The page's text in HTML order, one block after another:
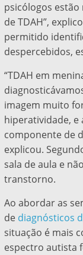
psicólogos
de TDAH”,
permitido
despercebidos,
“TDAH em
imagem muito
hiperatividade, e
componente de
explicou.
sala de aula e
transtorno.
Ao abordar as
de diagnósticos
situação é mais
espectro autista